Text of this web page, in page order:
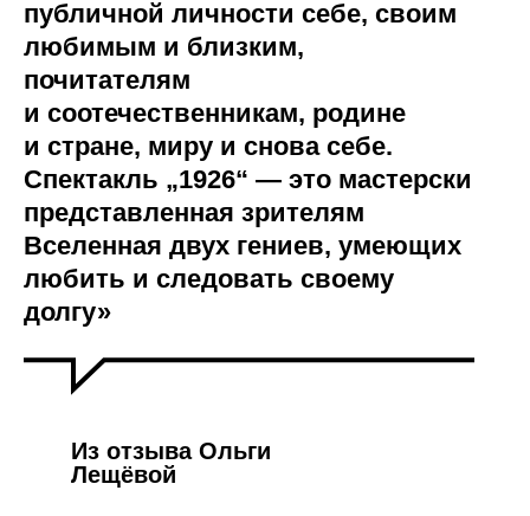
публичной личности себе, своим
любимым и близким,
почитателям
и соотечественникам, родине
и стране, миру и снова себе.
Спектакль „1926“ — это мастерски
представленная зрителям
Вселенная двух гениев, умеющих
любить и следовать своему
долгу»
Из отзыва Ольги
Лещёвой